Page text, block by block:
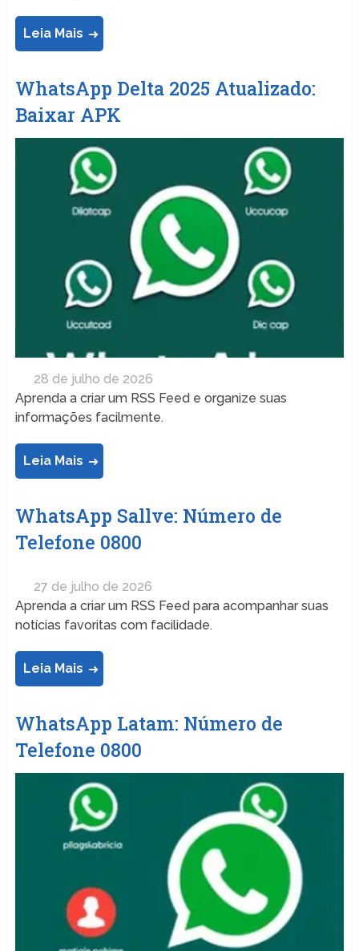
Leia Mais
WhatsApp Delta 2025 Atualizado:
Baixar APK
28 de julho de 2026
Aprenda a criar um RSS Feed e organize suas
informações facilmente.
Leia Mais
WhatsApp Sallve: Número de
Telefone 0800
27 de julho de 2026
Aprenda a criar um RSS Feed para acompanhar suas
notícias favoritas com facilidade.
Leia Mais
WhatsApp Latam: Número de
Telefone 0800